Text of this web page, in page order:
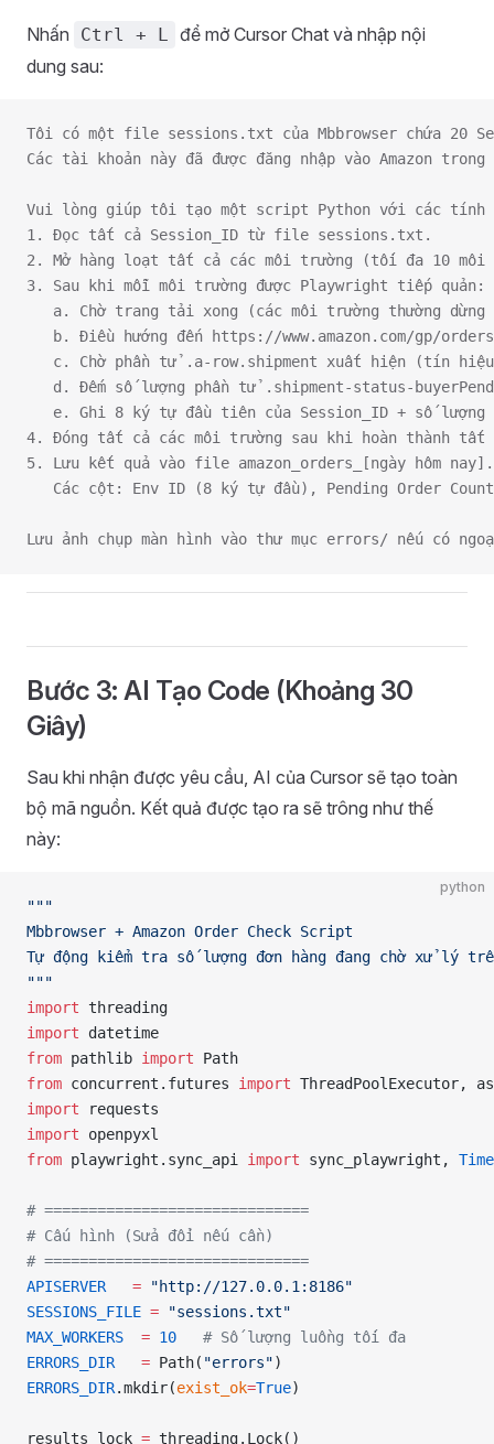
Nhấn Ctrl + L để mở Cursor Chat và nhập nội
dung sau:
Tôi có một file sessions.txt của Mbbrowser chứa 20
Các tài khoản này đã được đăng nhập vào Amazon
Vui lòng giúp tôi tạo một script Python với các tính
1. Đọc tất cả Session_ID từ file sessions.txt.
2. Mở hàng loạt tất cả các môi trường (tối đa 10
3. Sau khi mỗi môi trường được Playwright tiếp quản:
a. Chờ trang tải xong (các môi trường thường dừng
b. Điều hướng đến https://www.amazon.com/gp/
c. Chờ phần tử .a-row.shipment xuất hiện (tín
d. Đếm số lượng phần tử .shipment-status-
e. Ghi 8 ký tự đầu tiên của Session_ID + số
4. Đóng tất cả các môi trường sau khi hoàn thành
5. Lưu kết quả vào file amazon_orders_[ngày hôm
Các cột: Env ID (8 ký tự đầu), Pending Order
Lưu ảnh chụp màn hình vào thư mục errors/ nếu có
Bước 3: AI Tạo Code (Khoảng 30
Giây)
Sau khi nhận được yêu cầu, AI của Cursor sẽ tạo toàn
bộ mã nguồn. Kết quả được tạo ra sẽ trông như thế
này:
python
"""
Mbbrowser + Amazon Order Check Script
Tự động kiểm tra số lượng đơn hàng đang chờ xử lý
"""
import threading
import datetime
from pathlib import Path
from concurrent.futures import ThreadPoolExecutor,
import requests
import openpyxl
from playwright.sync_api import sync_playwright,
# ==============================
# Cấu hình (Sửa đổi nếu cần)
# ==============================
APISERVER
   =
"http://127.0.0.1:8186"
SESSIONS_FILE = "sessions.txt"
MAX_WORKERS
  =
10
   # Số lượng luồng tối đa
ERRORS_DIR
   =
Path( "errors")
ERRORS_DIR.mkdir(exist_ok=True)
results_lock = threading.Lock()